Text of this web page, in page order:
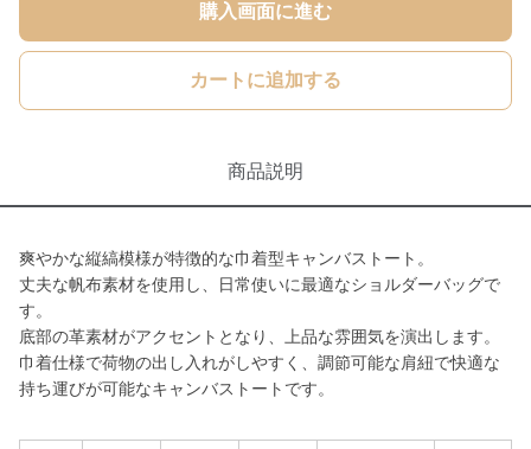
購入画面に進む
カートに追加する
商品説明
爽やかな縦縞模様が特徴的な巾着型キャンバストート。
丈夫な帆布素材を使用し、日常使いに最適なショルダーバッグで
す。
底部の革素材がアクセントとなり、上品な雰囲気を演出します。
巾着仕様で荷物の出し入れがしやすく、調節可能な肩紐で快適な
持ち運びが可能なキャンバストートです。